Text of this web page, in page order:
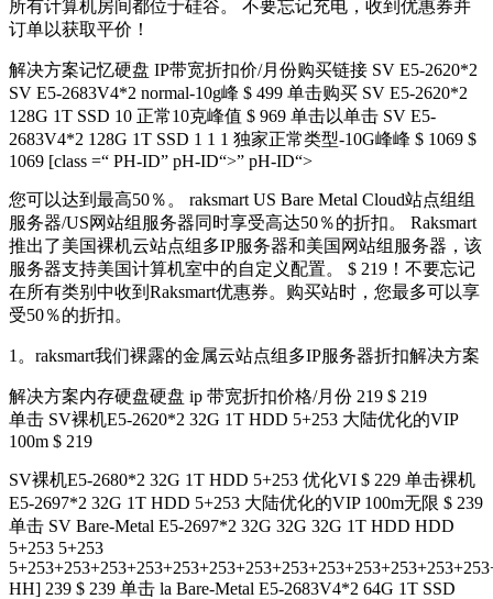
所有计算机房间都位于硅谷。 不要忘记充电，收到优惠券并
订单以获取平价！
解决方案记忆硬盘 IP带宽折扣价/月份购买链接 SV E5-2620*2
SV E5-2683V4*2 normal-10g峰 $ 499 单击购买 SV E5-2620*2
128G 1T SSD 10 正常10克峰值 $ 969 单击以单击 SV E5-
2683V4*2 128G 1T SSD 1 1 1 独家正常类型-10G峰峰 $ 1069 $
1069 [class =“ PH-ID” pH-ID“>” pH-ID“>
您可以达到最高50％。 raksmart US Bare Metal Cloud站点组组
服务器/US网站组服务器同时享受高达50％的折扣。 Raksmart
推出了美国裸机云站点组多IP服务器和美国网站组服务器，该
服务器支持美国计算机室中的自定义配置。 $ 219！不要忘记
在所有类别中收到Raksmart优惠券。购买站时，您最多可以享
受50％的折扣。
1。raksmart我们裸露的金属云站点组多IP服务器折扣解决方案
解决方案内存硬盘硬盘 ip 带宽折扣价格/月份 219 $ 219
单击 SV裸机E5-2620*2 32G 1T HDD 5+253 大陆优化的VIP
100m $ 219
SV裸机E5-2680*2 32G 1T HDD 5+253 优化VI $ 229 单击裸机
E5-2697*2 32G 1T HDD 5+253 大陆优化的VIP 100m无限 $ 239
单击 SV Bare-Metal E5-2697*2 32G 32G 32G 1T HDD HDD
5+253 5+253
HH] 239 $ 239 单击 la Bare-Metal E5-2683V4*2 64G 1T SSD